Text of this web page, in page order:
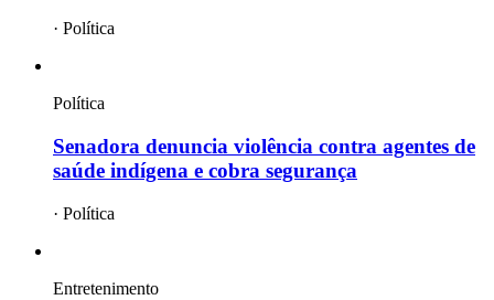
· Política
Política
Senadora denuncia violência contra agentes de
saúde indígena e cobra segurança
· Política
Entretenimento